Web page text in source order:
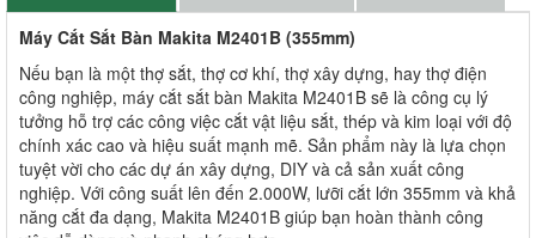
Máy Cắt Sắt Bàn Makita M2401B (355mm)
Nếu bạn là một thợ sắt, thợ cơ khí, thợ xây dựng, hay thợ điện
công nghiệp, máy cắt sắt bàn Makita M2401B sẽ là công cụ lý
tưởng hỗ trợ các công việc cắt vật liệu sắt, thép và kim loại với độ
chính xác cao và hiệu suất mạnh mẽ. Sản phẩm này là lựa chọn
tuyệt vời cho các dự án xây dựng, DIY và cả sản xuất công
nghiệp. Với công suất lên đến 2.000W, lưỡi cắt lớn 355mm và khả
năng cắt đa dạng, Makita M2401B giúp bạn hoàn thành công